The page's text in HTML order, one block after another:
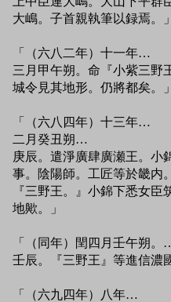
大嶋。子首親執筆以録焉。」
「（六八二年）十一年…
三月甲午朔。命『小紫三野
城令見其地形。仍將都矣。」
「（六八四年）十三年…
二月癸丑朔…
庚辰。遣淨廣肆廣瀬王。小
事。陰陽師。工匠等於畿内
『三野王。』小錦下悉女
地歟。」
「（同年）閏四月壬午朔。
壬辰。『三野王』等進信濃
「（六九四年）八年…